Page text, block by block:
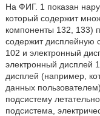
На ФИГ. 1 показан
который содержит
компоненты 132, 133)
содержит дисплейную
102 и электронный
электронный дисплей
дисплей (например,
данных
подсистему
подсистема,